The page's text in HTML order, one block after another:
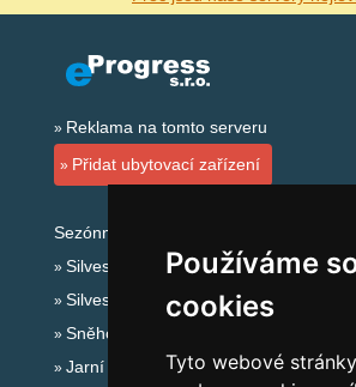
Používáme
cookies
Tyto webové
Reklama na tomto serveru
Přidat ubytovací zařízení
Sezónní odkazy:
Silvester Jeseníky
Silvestr na horách 2025/26
Sněhové zpravodajství
Jarní prázdniny 2027